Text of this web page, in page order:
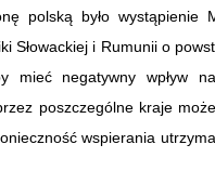
polską było
Słowackiej i Rumunii o
mieć negatywny wpływ
poszczególne kraje
wspierania